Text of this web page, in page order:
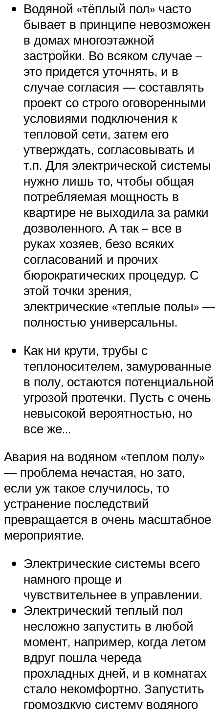
Водяной «тёплый пол» часто
бывает в принципе невозможен
в домах многоэтажной
застройки. Во всяком случае –
это придется уточнять, и в
случае согласия — составлять
проект со строго оговоренными
условиями подключения к
тепловой сети, затем его
утверждать, согласовывать и
т.п. Для электрической системы
нужно лишь то, чтобы общая
потребляемая мощность в
квартире не выходила за рамки
дозволенного. А так – все в
руках хозяев, безо всяких
согласований и прочих
бюрократических процедур. С
этой точки зрения,
электрические «теплые полы» —
полностью универсальны.
Как ни крути, трубы с
теплоносителем, замурованные
в полу, остаются потенциальной
угрозой протечки. Пусть с очень
невысокой вероятностью, но
все же…
Авария на водяном «теплом полу»
— проблема нечастая, но зато,
если уж такое случилось, то
устранение последствий
превращается в очень масштабное
мероприятие.
Электрические системы всего
намного проще и
чувствительнее в управлении.
Электрический теплый пол
несложно запустить в любой
момент, например, когда летом
вдруг пошла череда
прохладных дней, и в комнатах
стало некомфортно. Запустить
громоздкую систему водяного